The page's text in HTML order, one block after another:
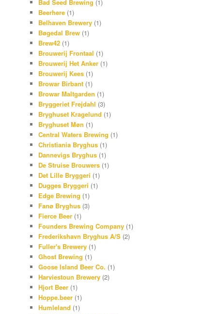
Bad Seed Brewing (1)
Beerhere (1)
Belhaven Brewery (1)
Bøgedal Brew (1)
Brew42 (1)
Brouwerij Frontaal (1)
Brouwerij Het Anker (1)
Brouwerij Kees (1)
Browar Birbant (1)
Browar Maltgarden (1)
Bryggeriet Frejdahl (3)
Bryghuset Kragelund (1)
Bryghuset Møn (1)
Central Waters Brewing (1)
Christiania Bryghus (1)
Dannevigs Bryghus (1)
De Struise Brouwers (1)
Det Lille Bryggeri (1)
Dugges Bryggeri (1)
Edge Brewing (1)
Fanø Bryghus (3)
Fierce Beer (1)
Founders Brewing Company (1)
Frederikshavn Bryghus A/S (2)
Fuller's Brewery (1)
Ghost Brewing (1)
Goose Island Beer Co. (1)
Harviestoun Brewery (2)
Hjort Beer (1)
Hoppe.beer (1)
Humleland (1)